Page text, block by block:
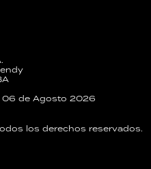
06 de Agosto 2026
los derechos reservados.